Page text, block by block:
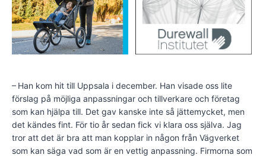
– Han kom hit till Uppsala i december. Han visade oss lite
förslag på möjliga anpassningar och tillverkare och företag
som kan hjälpa till. Det gav kanske inte så jättemycket, men
det kändes fint. För tio år sedan fick vi klara oss själva. Jag
tror att det är bra att man kopplar in någon från Vägverket
som kan säga vad som är en vettig anpassning. Firmorna som